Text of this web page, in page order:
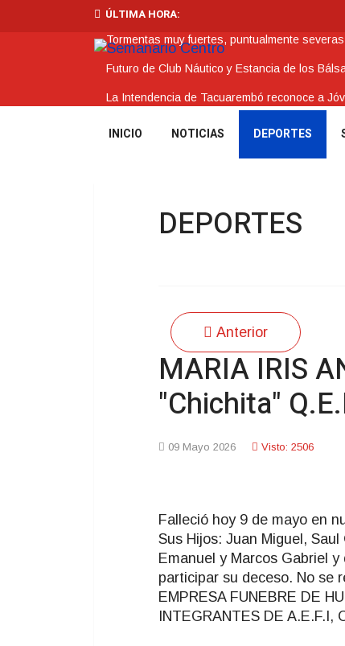
ÚLTIMA HORA:
Tormentas muy fuertes, puntualmente
Futuro de Club Náutico y Estancia de los
La Intendencia de Tacuarembó reconoce a
BPS redujo la tasa de interés de todos sus
INICIO NOTICIAS DEPORTES
DEPORTES
Anterior
MARIA IRIS
"Chichita"
09 Mayo 2026 Visto: 2506
Falleció hoy 9 de mayo en
Sus Hijos: Juan Miguel,
Emanuel y Marcos Gabriel
participar su deceso. No se
EMPRESA FUNEBRE DE
INTEGRANTES DE A.E.F.I,